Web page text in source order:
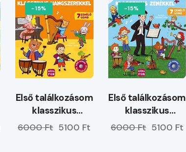
-15%
Első találkozásom
klasszikus
hangszerekkel
6000 Ft 5100 Ft
-15%
Első találkozásom
klasszikus
zenékkel
6000 Ft 5100 Ft